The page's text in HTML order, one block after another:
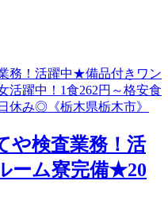
や検査業務！活
ーム寮完備★20